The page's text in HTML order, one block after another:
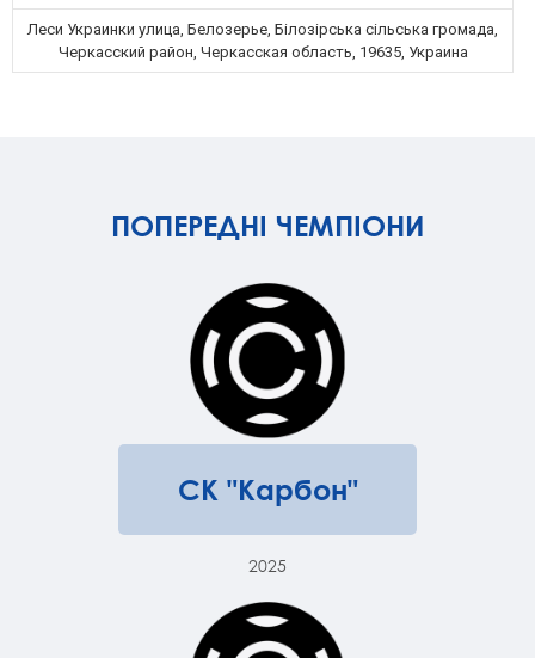
Леси Украинки улица, Белозерье, Білозірська сільська громада,
Черкасский район, Черкасская область, 19635, Украина
ПОПЕРЕДНІ ЧЕМПІОНИ
СК "Карбон"
2025